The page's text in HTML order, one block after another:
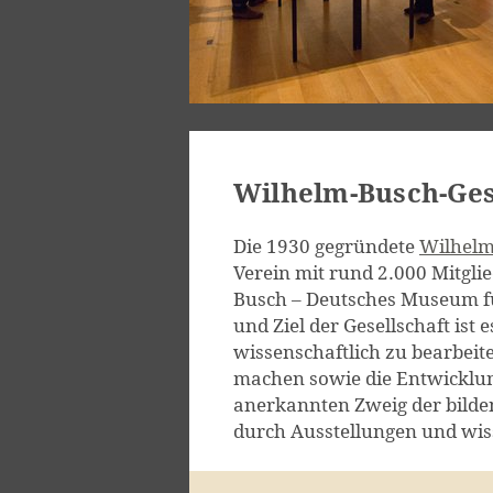
Wilhelm-Busch-
Die 1930 gegründete
Verein mit rund 2.000
Busch – Deutsches
und Ziel der Gesellschaft ist
wissenschaftlich zu
machen sowie die
anerkannten Zweig der
durch Ausstellungen und